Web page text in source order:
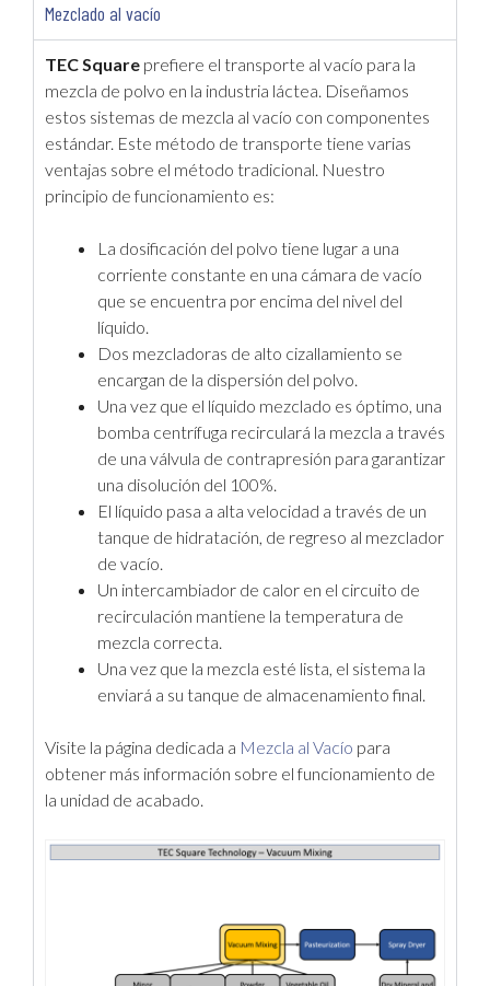
Mezclado al vacío
TEC Square prefiere el transporte al vacío para la
mezcla de polvo en la industria láctea. Diseñamos
estos sistemas de mezcla al vacío con componentes
estándar. Este método de transporte tiene varias
ventajas sobre el método tradicional. Nuestro
principio de funcionamiento es:
La dosificación del polvo tiene lugar a una
corriente constante en una cámara de vacío
que se encuentra por encima del nivel del
líquido.
Dos mezcladoras de alto cizallamiento se
encargan de la dispersión del polvo.
Una vez que el líquido mezclado es óptimo, una
bomba centrífuga recirculará la mezcla a través
de una válvula de contrapresión para garantizar
una disolución del 100%.
El líquido pasa a alta velocidad a través de un
tanque de hidratación, de regreso al mezclador
de vacío.
Un intercambiador de calor en el circuito de
recirculación mantiene la temperatura de
mezcla correcta.
Una vez que la mezcla esté lista, el sistema la
enviará a su tanque de almacenamiento final.
Visite la página dedicada a Mezcla al Vacío para
obtener más información sobre el funcionamiento de
la unidad de acabado.